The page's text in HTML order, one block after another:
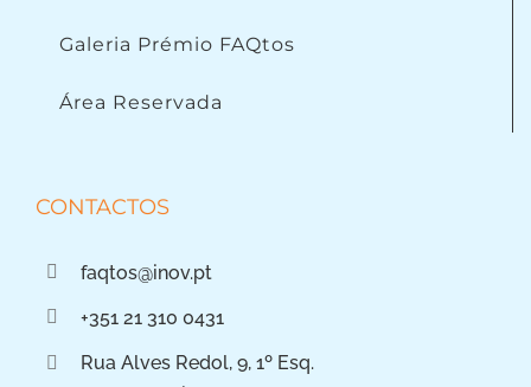
Galeria Prémio FAQtos
Área Reservada
CONTACTOS
faqtos@inov.pt
+351 21 310 0431
Rua Alves Redol, 9, 1º Esq.